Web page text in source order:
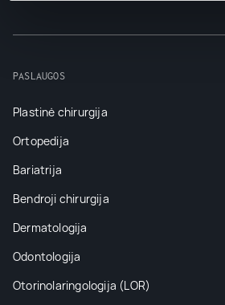
PASLAUGOS
Plastinė chirurgija
Ortopedija
Bariatrija
Bendroji chirurgija
Dermatologija
Odontologija
Otorinolaringologija (LOR)